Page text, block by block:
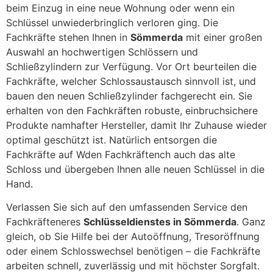
beim Einzug in eine neue Wohnung oder wenn ein
Schlüssel unwiederbringlich verloren ging. Die
Fachkräfte stehen Ihnen in Sömmerda mit einer großen
Auswahl an hochwertigen Schlössern und
Schließzylindern zur Verfügung. Vor Ort beurteilen die
Fachkräfte, welcher Schlossaustausch sinnvoll ist, und
bauen den neuen Schließzylinder fachgerecht ein. Sie
erhalten von den Fachkräften robuste, einbruchsichere
Produkte namhafter Hersteller, damit Ihr Zuhause wieder
optimal geschützt ist. Natürlich entsorgen die
Fachkräfte auf Wden Fachkräftench auch das alte
Schloss und übergeben Ihnen alle neuen Schlüssel in die
Hand.
Verlassen Sie sich auf den umfassenden Service den
Fachkräfteneres Schlüsseldienstes in Sömmerda. Ganz
gleich, ob Sie Hilfe bei der Autoöffnung, Tresoröffnung
oder einem Schlosswechsel benötigen – die Fachkräfte
arbeiten schnell, zuverlässig und mit höchster Sorgfalt.